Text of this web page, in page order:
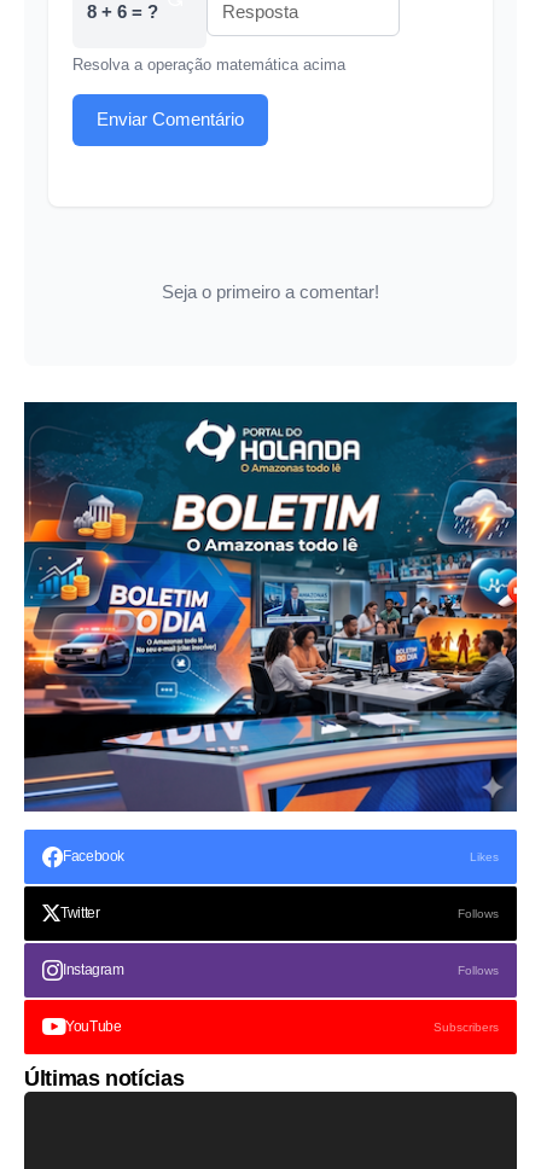
8 + 6 = ?
Resolva a operação matemática acima
Enviar Comentário
Seja o primeiro a comentar!
Facebook Likes
Twitter Follows
Instagram Follows
YouTube Subscribers
Últimas notícias